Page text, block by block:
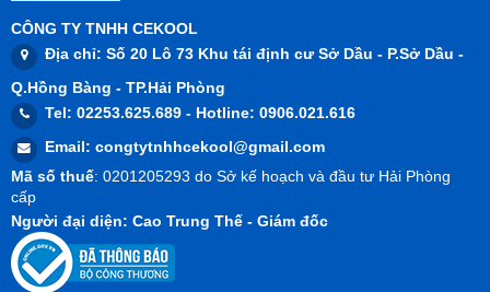
CÔNG TY TNHH CEKOOL
Địa chỉ: Số 20 Lô 73 Khu tái định cư Sở Dầu - P.Sở Dầu -
Q.Hồng Bàng - TP.Hải Phòng
Tel: 02253.625.689 - Hotline: 0906.021.616
Email: congtytnhhcekool@gmail.com
Mã số thuế: 0201205293 do Sở kế hoạch và đầu tư Hải Phòng
cấp
Người đại diện: Cao Trung Thế - Giám đốc